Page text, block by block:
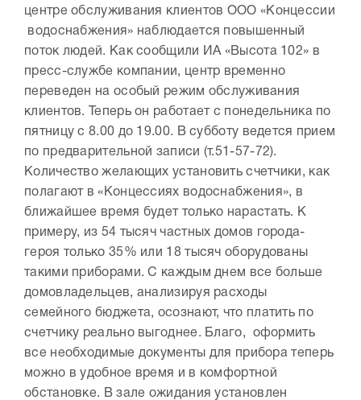
центре обслуживания клиентов ООО «Концессии
водоснабжения» наблюдается повышенный
поток людей. Как сообщили ИА «Высота 102» в
пресс-службе компании, центр временно
переведен на особый режим обслуживания
клиентов. Теперь он работает с понедельника по
пятницу с 8.00 до 19.00. В субботу ведется прием
по предварительной записи (т.51-57-72).
Количество желающих установить счетчики, как
полагают в «Концессиях водоснабжения», в
ближайшее время будет только нарастать. К
примеру, из 54 тысяч частных домов города-
героя только 35% или 18 тысяч оборудованы
такими приборами. С каждым днем все больше
домовладельцев, анализируя расходы
семейного бюджета, осознают, что платить по
счетчику реально выгоднее. Благо, оформить
все необходимые документы для прибора теперь
можно в удобное время и в комфортной
обстановке. В зале ожидания установлен